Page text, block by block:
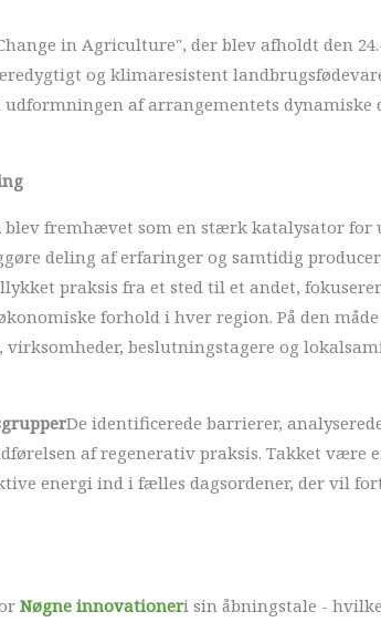
in Agriculture", der blev afholdt den
og klimaresistent
af arrangementets dynamiske
blev fremhævet som en stærk katalysator for
deling af erfaringer og samtidig
praksis fra et sted til et andet,
forhold i hver region. På den
beslutningstagere og
De identificerede barrierer,
af regenerativ praksis. Takket være
energi ind i fælles dagsordener, der vil
Nøgne innovationeri sin åbningstale -